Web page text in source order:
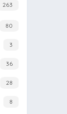
263
80
3
36
28
8